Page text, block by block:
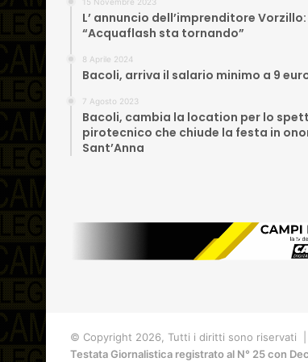
L’ annuncio dell’imprenditore Vorzillo:
“Acquaflash sta tornando”
8 Aprile 2024
Bacoli, arriva il salario minimo a 9
7 Agosto 2023
Bacoli, cambia la location per lo
pirotecnico che chiude la festa in
Sant’Anna
© Copyright 2026, Tutti i diritti sono riservati |
Testata Giornalistica registrato al N° 25 con